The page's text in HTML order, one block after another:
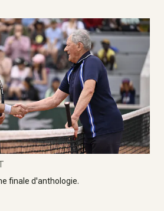
finale d'anthologie.